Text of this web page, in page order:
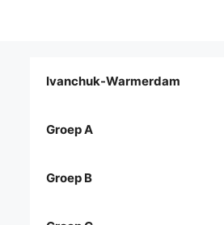
Ivanchuk-Warmerdam
Groep A
Groep B